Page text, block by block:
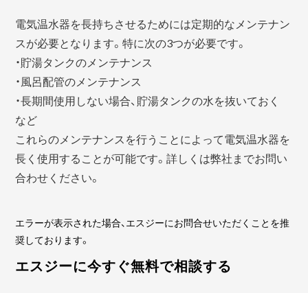
電気温水器を長持ちさせるためには定期的なメンテナン
スが必要となります。特に次の3つが必要です。
・貯湯タンクのメンテナンス
・風呂配管のメンテナンス
・長期間使用しない場合、貯湯タンクの水を抜いておく
など
これらのメンテナンスを行うことによって電気温水器を
長く使用することが可能です。詳しくは弊社までお問い
合わせください。
エラーが表示された場合、エスジーにお問合せいただくことを推
奨しております。
エスジーに今すぐ無料で相談する